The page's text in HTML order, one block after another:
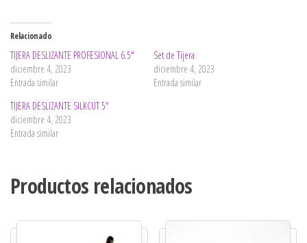
Relacionado
TIJERA DESLIZANTE PROFESIONAL 6.5″
diciembre 4, 2023
Entrada similar
Set de Tijera
diciembre 4, 2023
Entrada similar
TIJERA DESLIZANTE SILKCUT 5″
diciembre 4, 2023
Entrada similar
Productos relacionados